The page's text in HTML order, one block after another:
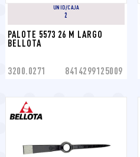
UNID/CAJA
2
PALOTE 5573 26 M LARGO
BELLOTA
3200.0271 8414299125009